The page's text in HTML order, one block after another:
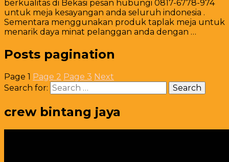
berkualitas di Bekasi pesan hubungi 0817-6778-974
untuk meja kesayangan anda seluruh indonesia .
Sementara menggunakan produk taplak meja untuk
menarik daya minat pelanggan anda dengan …
Posts pagination
Page 1 Page 2 Page 3 Next
Search for:
crew bintang jaya